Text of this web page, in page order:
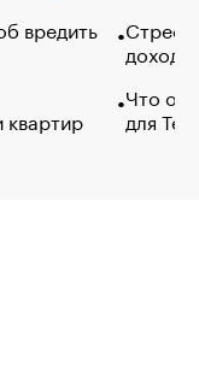
вредить
квартир
Что
для